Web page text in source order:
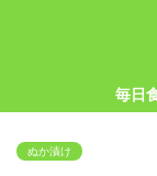
毎日
ぬか漬け